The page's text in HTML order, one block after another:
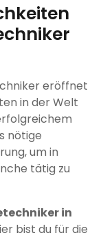
eröffnet
in der Welt
nötige
um in
tätig zu
in
bist du für die